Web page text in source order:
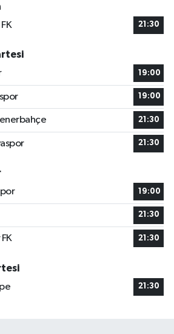
21:30
19:00
19:00
21:30
21:30
19:00
21:30
21:30
21:30